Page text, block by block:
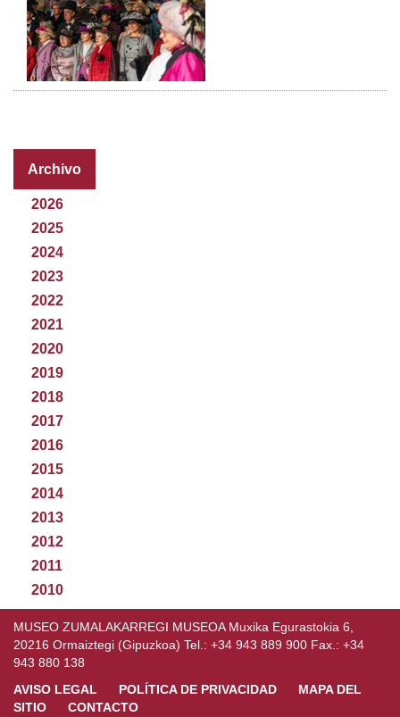
Archivo
2026
2025
2024
2023
2022
2021
2020
2019
2018
2017
2016
2015
2014
2013
2012
2011
2010
MUSEO ZUMALAKARREGI MUSEOA Muxika Egurastokia 6,
20216 Ormaiztegi (Gipuzkoa) Tel.: +34 943 889 900 Fax.: +34
943 880 138
AVISO LEGAL
POLÍTICA DE PRIVACIDAD
MAPA DEL
SITIO
CONTACTO